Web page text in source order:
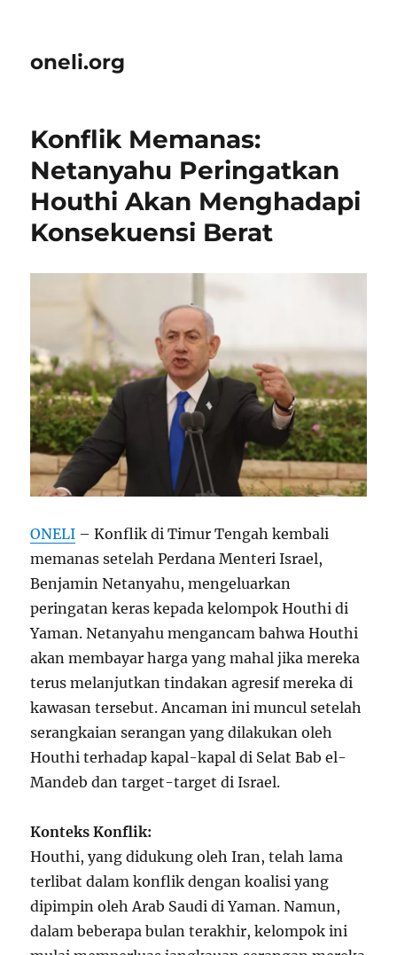
oneli.org
Konflik Memanas:
Netanyahu Peringatkan
Houthi Akan Menghadapi
Konsekuensi Berat
ONELI – Konflik di Timur Tengah kembali
memanas setelah Perdana Menteri Israel,
Benjamin Netanyahu, mengeluarkan
peringatan keras kepada kelompok Houthi di
Yaman. Netanyahu mengancam bahwa Houthi
akan membayar harga yang mahal jika mereka
terus melanjutkan tindakan agresif mereka di
kawasan tersebut. Ancaman ini muncul setelah
serangkaian serangan yang dilakukan oleh
Houthi terhadap kapal-kapal di Selat Bab el-
Mandeb dan target-target di Israel.
Konteks Konflik:
Houthi, yang didukung oleh Iran, telah lama
terlibat dalam konflik dengan koalisi yang
dipimpin oleh Arab Saudi di Yaman. Namun,
dalam beberapa bulan terakhir, kelompok ini